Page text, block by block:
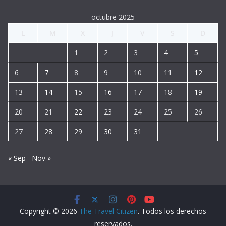
d
o
octubre 2025
1 2 3 4 5
6 7 8 9 10 11 12
13 14 15 16 17 18 19
20 21 22 23 24 25 26
27 28 29 30 31
« Sep Nov »
Copyright © 2026 The Travel Citizen. Todos los derechos
reservados.